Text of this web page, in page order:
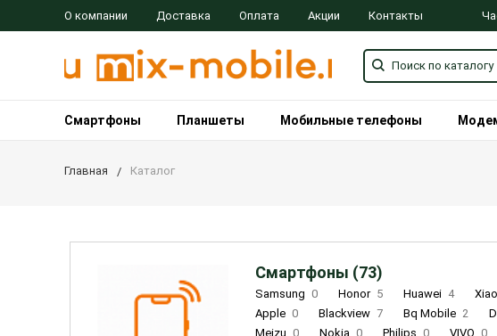
О компании Доставка Оплата Акции Контакты
Смартфоны Планшеты Мобильные телефоны
Главная Каталог
Смартфоны (73)
Samsung 0 Honor 5 Huawei 4
Apple 0 Blackview 7 Bq Mobile 2
Meizu 0 Nokia 0 Philips 0 VIVO 0